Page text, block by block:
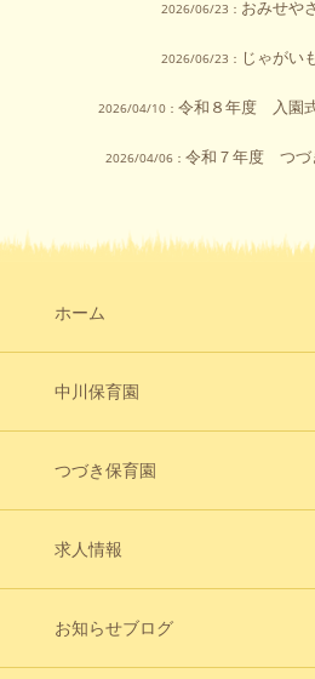
2026/06/23： おみせや
2026/06/23： じゃがい
2026/04/10： 令和８年度 入園
2026/04/06： 令和７年度 つ
ホーム
中川保育園
つづき保育園
求人情報
お知らせブログ